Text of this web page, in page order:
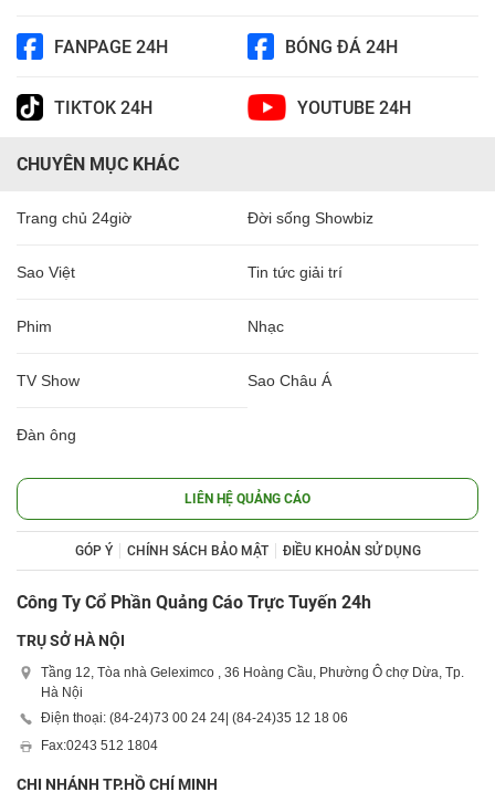
FANPAGE 24H BÓNG ĐÁ 24H
TIKTOK 24H YOUTUBE 24H
CHUYÊN MỤC KHÁC
Trang chủ 24giờ Đời sống Showbiz
Sao Việt Tin tức giải trí
Phim Nhạc
TV Show Sao Châu Á
Đàn ông
LIÊN HỆ QUẢNG CÁO
GÓP Ý CHÍNH SÁCH BẢO MẬT ĐIỀU KHOẢN SỬ DỤNG
Công Ty Cổ Phần Quảng Cáo Trực Tuyến 24h
TRỤ SỞ HÀ NỘI
Tầng 12, Tòa nhà Geleximco , 36 Hoàng Cầu, Phường Ô chợ Dừa, Tp.
Hà Nội
Điện thoại: (84-24)73 00 24 24 | (84-24)35 12 18 06
Fax:0243 512 1804
CHI NHÁNH TP.HỒ CHÍ MINH